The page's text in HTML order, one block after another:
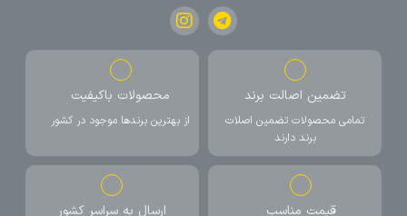
تضمین اصالت برند
تمامی محصولات تضمین اصلات
برند دارند
محصولات باکیفیت
از بهترین برندها موجود در کشور
قیمت مناسب ارسال به سراسر کشور